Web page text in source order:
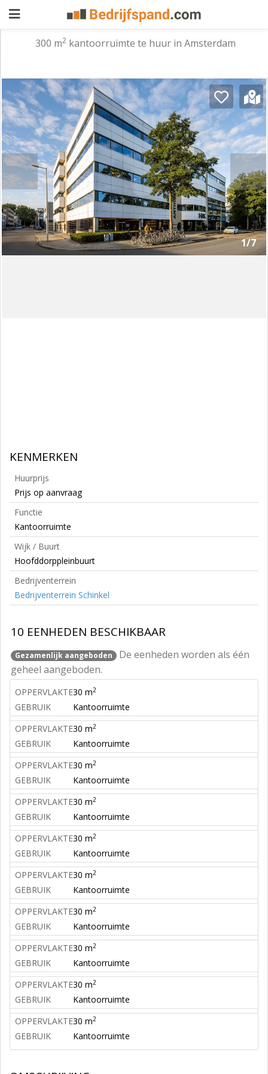
aanbieden
Pand
zoeken
Waarom
adverteren
Premium
adverteren
Blog
Registreren
Login
300 m2kantoorruimte te huur in Amsterdam
1/7
KENMERKEN
Huurprijs
Prijs op aanvraag
Functie
Kantoorruimte
Wijk / Buurt
Hoofddorppleinbuurt
Bedrijventerrein
Bedrijventerrein Schinkel
10 EENHEDEN BESCHIKBAAR
Gezamenlijk aangeboden
De eenheden worden als één
geheel aangeboden.
OPPERVLAKTE30 m2
GEBRUIK
Kantoorruimte
OPPERVLAKTE30 m2
GEBRUIK
Kantoorruimte
OPPERVLAKTE30 m2
GEBRUIK
Kantoorruimte
OPPERVLAKTE30 m2
GEBRUIK
Kantoorruimte
OPPERVLAKTE30 m2
GEBRUIK
Kantoorruimte
OPPERVLAKTE30 m2
GEBRUIK
Kantoorruimte
OPPERVLAKTE30 m2
GEBRUIK
Kantoorruimte
OPPERVLAKTE30 m2
GEBRUIK
Kantoorruimte
OPPERVLAKTE30 m2
GEBRUIK
Kantoorruimte
OPPERVLAKTE30 m2
GEBRUIK Kantoorruimte